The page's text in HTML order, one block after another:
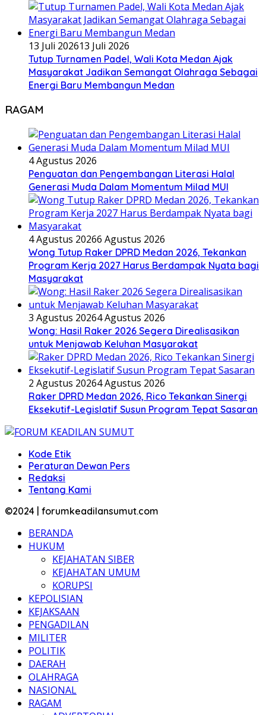
13 Juli 202613 Juli 2026
Tutup Turnamen Padel, Wali Kota Medan Ajak
Masyarakat Jadikan Semangat Olahraga Sebagai
Energi Baru Membangun Medan
RAGAM
4 Agustus 2026
Penguatan dan Pengembangan Literasi Halal
Generasi Muda Dalam Momentum Milad MUI
4 Agustus 20266 Agustus 2026
Wong Tutup Raker DPRD Medan 2026, Tekankan
Program Kerja 2027 Harus Berdampak Nyata bagi
Masyarakat
3 Agustus 20264 Agustus 2026
Wong: Hasil Raker 2026 Segera Direalisasikan
untuk Menjawab Keluhan Masyarakat
2 Agustus 20264 Agustus 2026
Raker DPRD Medan 2026, Rico Tekankan Sinergi
Eksekutif-Legislatif Susun Program Tepat Sasaran
Kode Etik
Peraturan Dewan Pers
Redaksi
Tentang Kami
©2024 | forumkeadilansumut.com
BERANDA
HUKUM
KEJAHATAN SIBER
KEJAHATAN UMUM
KORUPSI
KEPOLISIAN
KEJAKSAAN
PENGADILAN
MILITER
POLITIK
DAERAH
OLAHRAGA
NASIONAL
RAGAM